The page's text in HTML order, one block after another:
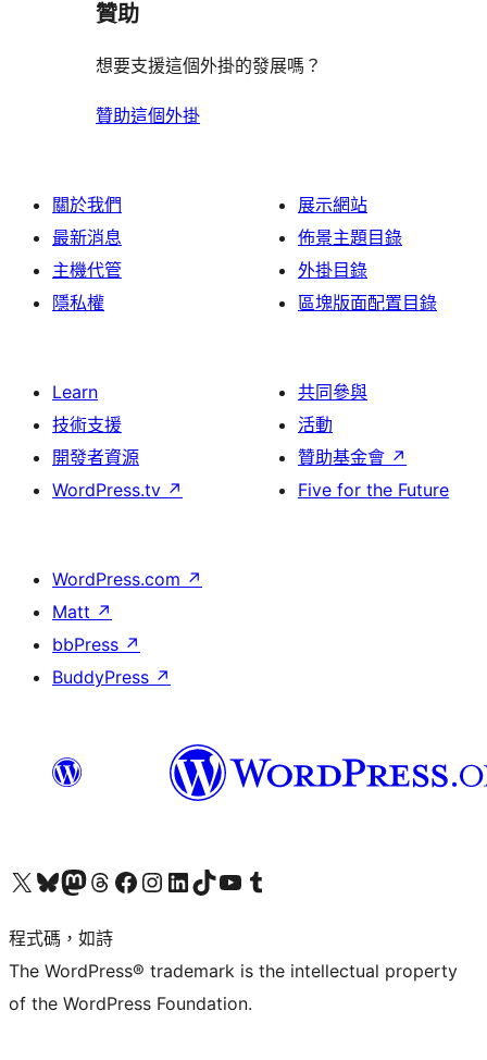
贊助
想要支援這個外掛的發展嗎？
贊助這個外掛
關於我們
最新消息
主機代管
隱私權
展示網站
佈景主題目錄
外掛目錄
區塊版面配置目錄
Learn
技術支援
開發者資源
WordPress.tv ↗
共同參與
活動
贊助基金會 ↗
Five for the Future
WordPress.com ↗
Matt ↗
bbPress ↗
BuddyPress ↗
查看我們的 X (之前的 Twitter) 帳號造訪我們的 Bluesky 帳號造訪我們的 Mastodon 帳號造訪我們的 Threads 帳號 造訪我們的 Facebook 粉絲專頁Visit our Instagram account
Visit our LinkedIn account
造訪我們的 TikTok 帳號Visit our YouTube channel
造訪我們的 Tumblr 帳號
程式碼，如詩
The WordPress® trademark is the intellectual property
of the WordPress Foundation.